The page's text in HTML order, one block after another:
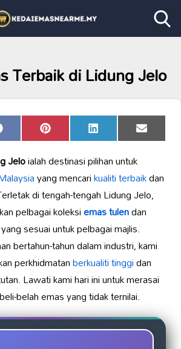
Terbaik di Lidung Jelo
Share
on
Facebook Share
on
Pinterest Share
on
LinkedIn Share
on
Email
Jeloialah destinasi pilihan untuk
yang mencarikualiti terbaikdan
di tengah-tengah Lidung Jelo,
pelbagai koleksiemas tulendan
sesuai untuk pelbagai majlis.
bertahun-tahun dalam industri, kami
perkhidmatanberkualiti tinggidan
Lawati kami hari ini untuk merasai
belah emas yang tidak ternilai.